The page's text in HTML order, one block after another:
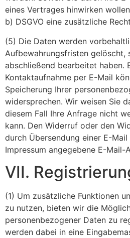
eines Vertrages hinwirken
b) DSGVO eine zusätzliche
(5) Die Daten werden
Aufbewahrungsfristen gelöscht,
abschließend bearbeitet haben.
Kontaktaufnahme per E-Mail
Speicherung Ihrer
widersprechen. Wir weisen Sie
diesem Fall Ihre Anfrage nicht
kann. Den Widerruf oder den
durch Übersendung einer E-Mail
Impressum angegebene E-Mail-
VII.
(1) Um zusätzliche Funktionen
zu nutzen, bieten wir die
personenbezogener Daten zu
werden dabei in eine